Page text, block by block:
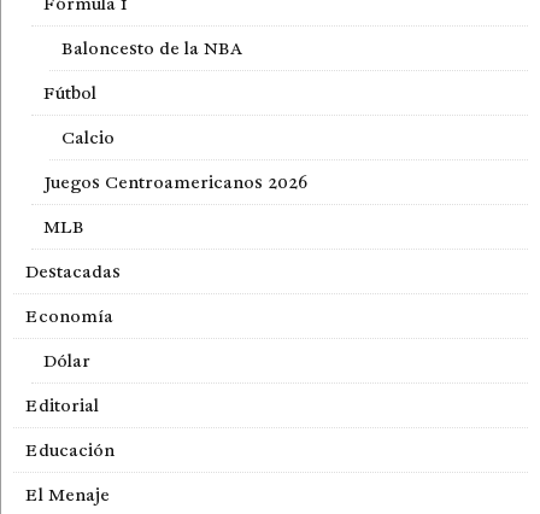
Baloncesto de la NBA
Fútbol
Calcio
Juegos Centroamericanos 2026
MLB
Destacadas
Economía
Dólar
Editorial
Educación
El Menaje